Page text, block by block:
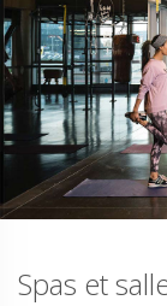
Spas et